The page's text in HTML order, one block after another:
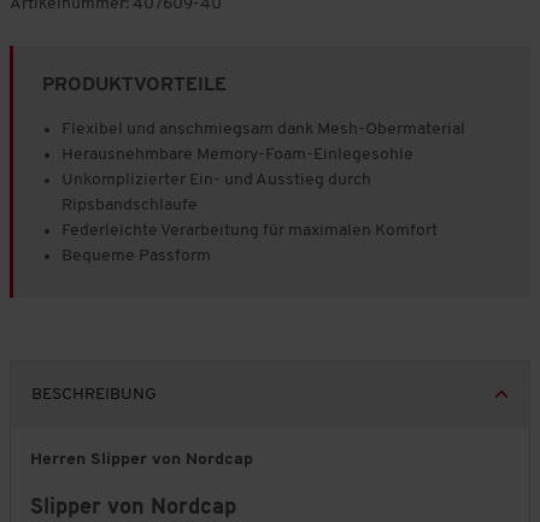
Artikelnummer: 407609-40
PRODUKTVORTEILE
Flexibel und anschmiegsam dank Mesh-Obermaterial
Herausnehmbare Memory-Foam-Einlegesohle
Unkomplizierter Ein- und Ausstieg durch
Ripsbandschlaufe
Federleichte Verarbeitung für maximalen Komfort
Bequeme Passform
BESCHREIBUNG
Herren Slipper von Nordcap
Slipper von Nordcap